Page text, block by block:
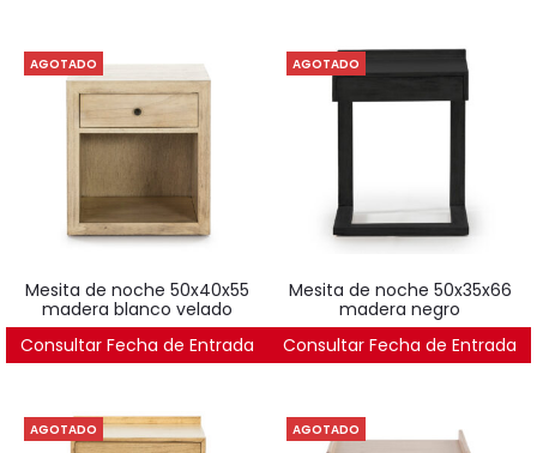
AGOTADO
mesita de noche 50x40x55
madera blanco velado
310€
Consultar Fecha de Entrada
AGOTADO
mesita de noche 50x35x66
madera negro
225€
Consultar Fecha de Entrada
AGOTADO AGOTADO